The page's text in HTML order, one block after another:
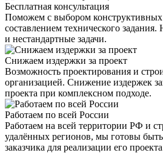
Бесплатная консультация
Поможем с выбором
составлением технического
и нестандартные задачи.
Снижаем издержки за проект
Возможность проектирования и
организацией. Снижение издержек
проекта при комплексном подходе.
Работаем по всей России
Работаем на всей территории РФ и
удалённых регионов, мы готовы
заказчика для реализации его